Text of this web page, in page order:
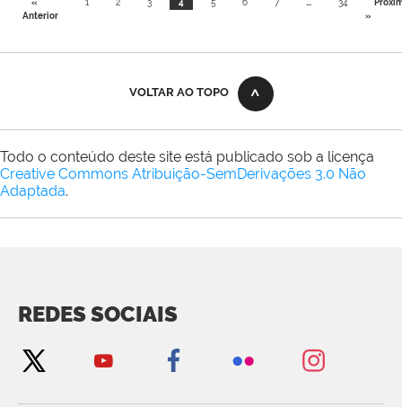
Social
«
Anterior
1 2 3 4 5 6 7 ... 34
»
VOLTAR AO TOPO
Todo o conteúdo deste site está publicado sob a licença
Creative Commons Atribuição-SemDerivações 3.0 Não
Adaptada.
REDES SOCIAIS